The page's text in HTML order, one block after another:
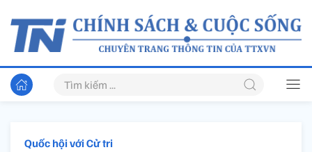
Quốc hội với Cử tri